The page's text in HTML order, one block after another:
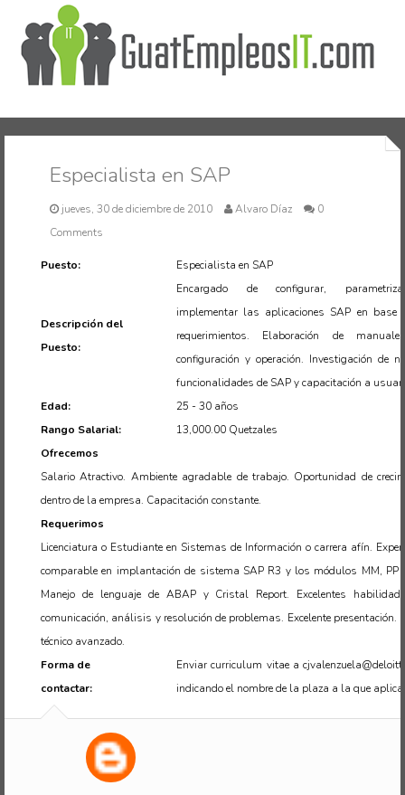
Inicio
Especialista en SAP
jueves, 30 de diciembre de 2010 Alvaro Díaz
0
Comments
Puesto: Especialista en SAP
Descripción del
Puesto:
Encargado de configurar,
implementar las aplicaciones SAP en base
requerimientos. Elaboración de
configuración y operación. Investigación de
funcionalidades de SAP y capacitación a
Edad:
25 - 30 años
Rango Salarial:
13,000.00 Quetzales
Ofrecemos
Salario Atractivo. Ambiente agradable de trabajo. Oportunidad de
dentro de la empresa. Capacitación constante.
Requerimos
Licenciatura o Estudiante en Sistemas de Información o carrera afín.
comparable en implantación de sistema SAP R3 y los módulos MM, PP
Manejo de lenguaje de ABAP y Cristal Report. Excelentes
comunicación, análisis y resolución de problemas. Excelente presentación.
técnico avanzado.
Forma de
contactar:
Enviar curriculum vitae a
indicando el nombre de la plaza a la que aplica.